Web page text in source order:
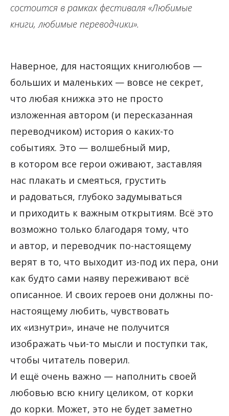
состоится в рамках фестиваля «Любимые
книги, любимые переводчики».
Наверное, для настоящих книголюбов —
больших и маленьких — вовсе не секрет,
что любая книжка это не просто
изложенная автором (и пересказанная
переводчиком) история о каких-то
событиях. Это — волшебный мир,
в котором все герои оживают, заставляя
нас плакать и смеяться, грустить
и радоваться, глубоко задумываться
и приходить к важным открытиям. Всё это
возможно только благодаря тому, что
и автор, и переводчик по-настоящему
верят в то, что выходит из-под их пера, они
как будто сами наяву переживают всё
описанное. И своих героев они должны по-
настоящему любить, чувствовать
их «изнутри», иначе не получится
изображать чьи-то мысли и поступки так,
чтобы читатель поверил.
И ещё очень важно — наполнить своей
любовью всю книгу целиком, от корки
до корки. Может, это не будет заметно